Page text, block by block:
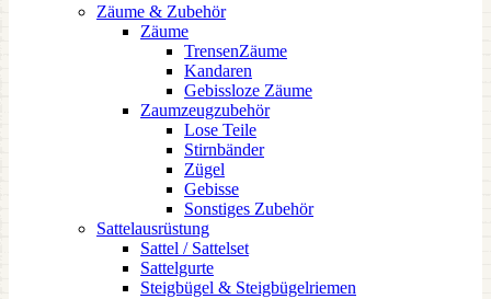
Zäume & Zubehör
Zäume
TrensenZäume
Kandaren
Gebissloze Zäume
Zaumzeugzubehör
Lose Teile
Stirnbänder
Zügel
Gebisse
Sonstiges Zubehör
Sattelausrüstung
Sattel / Sattelset
Sattelgurte
Steigbügel & Steigbügelriemen